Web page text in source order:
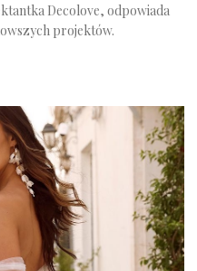
Decolove, odpowiada
projektów.